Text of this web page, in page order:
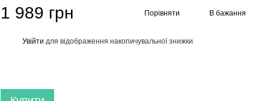
1 989 грн Порівняти В бажання
Увійти для відображення накопичувальної знижки